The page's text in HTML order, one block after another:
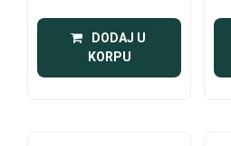
DODAJ U
KORPU